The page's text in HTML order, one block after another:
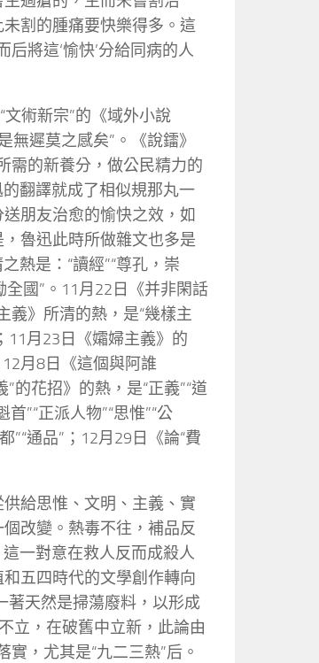
割的腫痛要快樂得多。這
后將這‘愉快’分給同病的人
術新宗”的《域外小說
無遲莫之感矣”。《說鐳》
需的新養分，做公民精力的
翻譯就成了相似規那丸一
朋友治愈的愉快之效，如
魯迅此時所做雜文也多是
熱是：“讀經”“尊孔，崇
全國”。11月22日《并非閑話
義》所清的熱，是“幾樣主
11月23日《孀婦主義》的
12月8日《這個與阿誰
的花招》的熱，是“正義”“道
”“正派人物”“思惟”“公
”“通品”；12月29日《論“費
給思惟、文明、主義、實
改變。熱毒不往，補品反
一對意在救人反而成殺人
五四時代的文學創作轉向
著天然是掃蕩廢料，以形成
立，在破舊中立新，此論由
，尤其是“九二三熱”后。